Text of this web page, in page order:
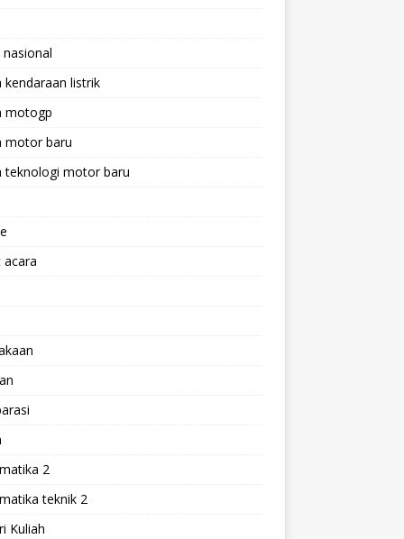
nasional
kendaraan listrik
motogp
motor baru
teknologi motor baru
acara
2
teknik 2
Kuliah